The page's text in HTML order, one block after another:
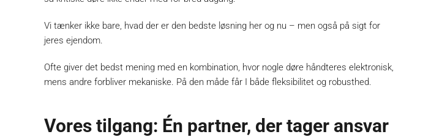
Vi tænker ikke bare, hvad der er den bedste løsning her og nu – men også på sigt for
jeres ejendom.
Ofte giver det bedst mening med en kombination, hvor nogle døre håndteres elektronisk,
mens andre forbliver mekaniske. På den måde får I både fleksibilitet og robusthed.
Vores tilgang: Én partner, der tager ansvar